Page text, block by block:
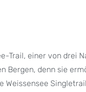
Trail, einer von drei
Bergen, denn sie
Weissensee